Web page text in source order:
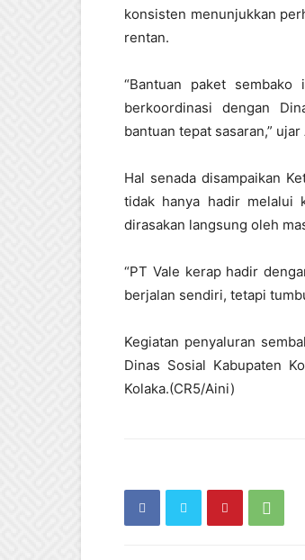
konsisten menunjukkan
rentan.
“Bantuan paket
berkoordinasi dengan
bantuan tepat sasaran,” ujar
Hal senada disampaikan
tidak hanya hadir melalui
dirasakan langsung oleh
“PT Vale kerap hadir
berjalan sendiri, tetapi
Kegiatan penyaluran
Dinas Sosial Kabupaten
Kolaka.(CR5/Aini)